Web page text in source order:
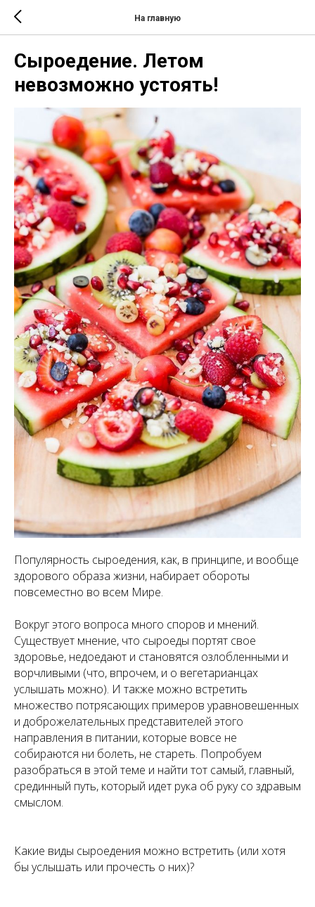
На главную
Сыроедение. Летом
невозможно устоять!
Популярность сыроедения, как, в принципе, и вообще
здорового образа жизни, набирает обороты
повсеместно во всем Мире.
Вокруг этого вопроса много споров и мнений.
Существует мнение, что сыроеды портят свое
здоровье, недоедают и становятся озлобленными и
ворчливыми (что, впрочем, и о вегетарианцах
услышать можно). И также можно встретить
множество потрясающих примеров уравновешенных
и доброжелательных представителей этого
направления в питании, которые вовсе не
собираются ни болеть, не стареть. Попробуем
разобраться в этой теме и найти тот самый, главный,
срединный путь, который идет рука об руку со здравым
смыслом.
Какие виды сыроедения можно встретить (или хотя
бы услышать или прочесть о них)?